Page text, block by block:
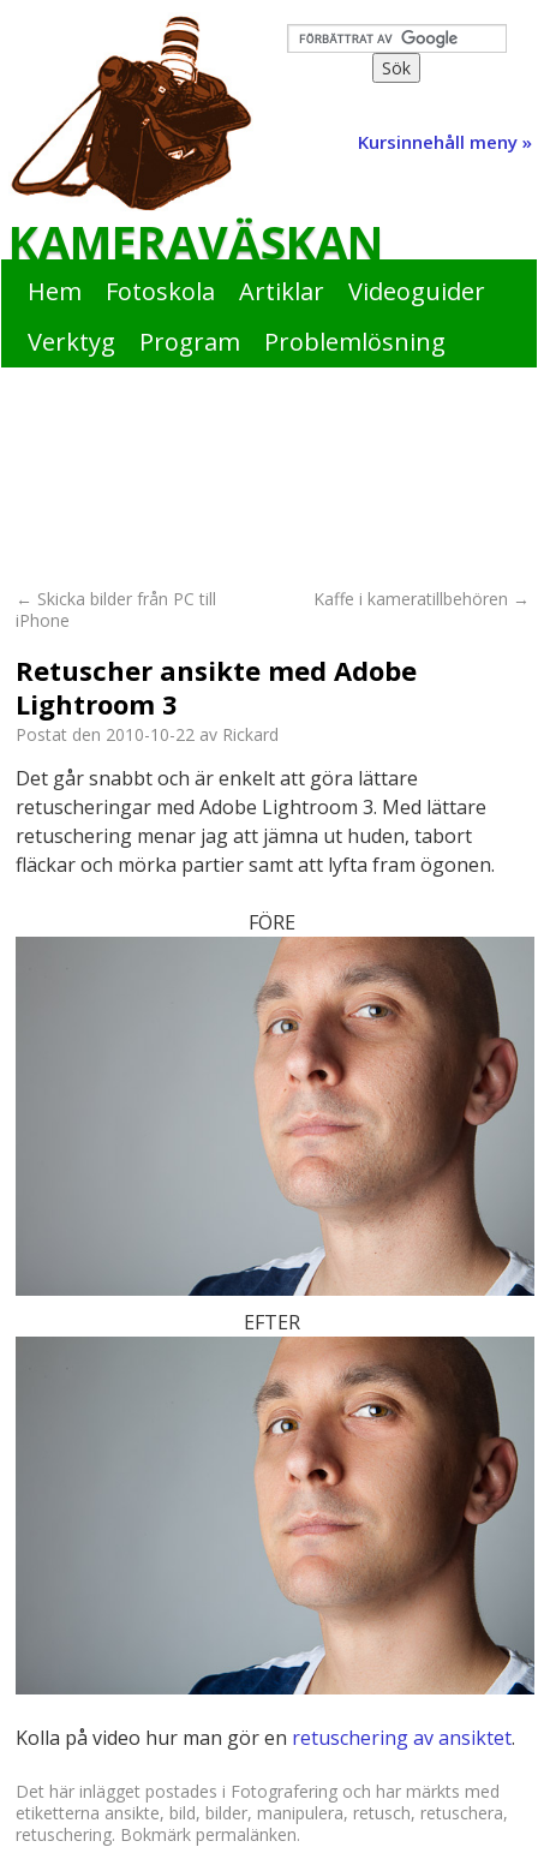
Kursinnehåll meny »
KAMERAVÄSKAN
Hem Fotoskola Artiklar
Videoguider
Verktyg
Program Problemlösning
← Skicka bilder från PC till
iPhone
Kaffe i kameratillbehören →
Retuscher ansikte med Adobe
Lightroom 3
Postat den 2010-10-22 av Rickard
Det går snabbt och är enkelt att göra lättare
retuscheringar med Adobe Lightroom 3. Med lättare
retuschering menar jag att jämna ut huden, tabort
fläckar och mörka partier samt att lyfta fram ögonen.
FÖRE
EFTER
Kolla på video hur man gör en retuschering av ansiktet.
Det här inlägget postades i Fotograferingoch har märkts med
etiketterna ansikte, bild, bilder, manipulera, retusch, retuschera,
retuschering. Bokmärk permalänken.